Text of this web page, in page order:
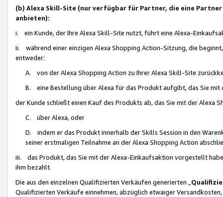
(b) Alexa Skill-Site (nur verfügbar für Partner, die eine
anbieten):
i. ein Kunde, der Ihre Alexa Skill-Site nutzt, führt eine Alexa-
ii. während einer einzigen Alexa Shopping Action-Sitzung, die
entweder:
A. von der Alexa Shopping Action zu Ihrer Alexa Skill-Site
B. eine Bestellung über Alexa für das Produkt aufgibt, das Sie mit
der Kunde schließt einen Kauf des Produkts ab, das Sie mit der Alexa
C. über Alexa, oder
D. indem er das Produkt innerhalb der Skills Session in den
seiner erstmaligen Teilnahme an der Alexa Shopping Action
iii. das Produkt, das Sie mit der Alexa-Einkaufsaktion vorgestellt
ihm bezahlt.
Die aus den einzelnen Qualifizierten Verkäufen generierten „
Qualifizierten Verkäufe einnehmen, abzüglich etwaiger